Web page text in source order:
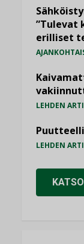
”Tulevat
erilliset
LEHDEN
LEHDEN